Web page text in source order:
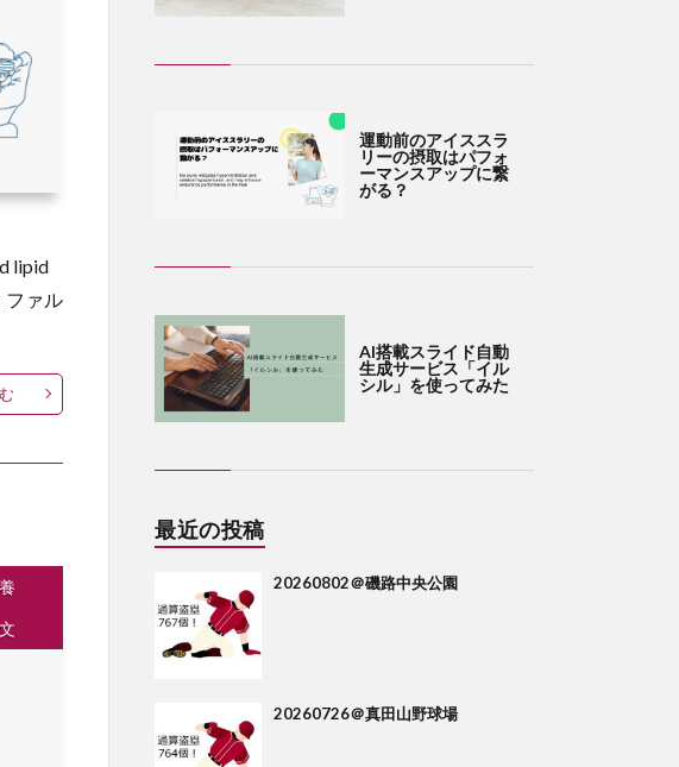
lipid
ファル
運動前のアイススラ
リーの摂取はパフォ
ーマンスアップに繋
がる？
AI搭載スライド自動
生成サービス「イル
シル」を使ってみた
最近の投稿
20260802＠磯路中央公園
20260726＠真田山野球場